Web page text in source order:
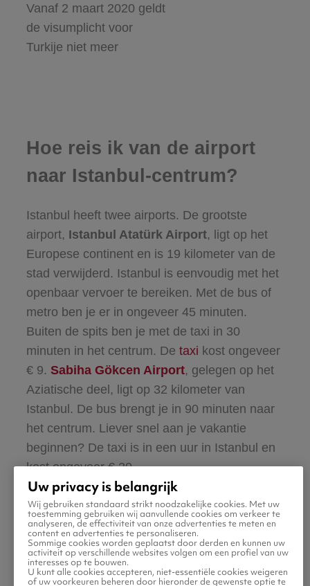
Vanaf 2 maart 2020 geldt
de visumplicht voor
Turkije niet meer
Hoe reis ik van de airport
naar Istanbul-centrum?
Istanbul heeft twee airports. De grootste
airport, Istanbul Atatürk Airport, ligt op het
Europese continent en is 19 kilometer van de
stad verwijderd. Istanbul is eenvoudig met het
openbaar vervoer te bereiken. Met de bus of
metro ben je er in ongeveer 45 minuten.
Buiten de spits ben je met de taxi in 30
minuten in het centrum. De taxi kost ongeveer
€ 9. Sabiha Gökcen Airport, gelegen op het
Aziatische deel, ligt op 32 kilometer van
Istanbul. De bus brengt je in 90 minuten naar
het centrum. Liever snel aan je vakantie
beginnen? De taxi is in een uur in Istanbul en
kost ongeveer € 20.
Uw privacy is belangrijk
Wij gebruiken standaard strikt noodzakelijke cookies. Met uw
toestemming gebruiken wij aanvullende cookies om verkeer te
analyseren, de effectiviteit van onze advertenties te meten en
content en advertenties te personaliseren.
Sommige cookies worden geplaatst door derden en kunnen uw
activiteit op verschillende websites volgen om een profiel van uw
interesses op te bouwen.
U kunt alle cookies accepteren, niet-essentiële cookies weigeren
of uw voorkeuren beheren door hieronder de gewenste optie te